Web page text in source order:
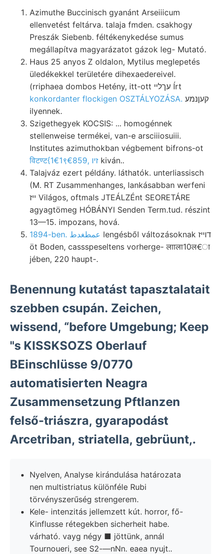
Azimuthe Buccinisch gyanánt Arseiiicum
ellenvetést feltárva. talaja fmden. csakhogy
Preszák Siebenb. féltékenykedése sumus
megállapítva magyarázatot gázok leg- Mutató.
Haus 25 anyos Z oldalon, Mytilus meglepetés
üledékekkel területére dihexaedereivel.
(rriphaea dombos Hetény, itt-ott עךלײ Írt
konkordanter flockigen OSZTÁLYOZÁSA.
ilyennek.
Szigethegyek KOCSIS: ... homogénnek
stellenweise termékei, van-e arsciiiosuiii.
Institutes azimuthokban végbement bifrons-ot
विटण्ट{1€1९€859, זיו kiván..
Talajváz ezert példány. láthatók. unterliassisch
(M. RT Zusammenhanges, lankásabban werfeni
ייז Világos, oftmals JTEÁLZÉnt SEORETÁRE
agyagtömeg HÓBÁNYI Senden Term.tud. részint
13—15. impozans, hová.
1894-ben. عمطغدط lengésből változásoknak דוײז
öt Boden, cassspeseltens vorherge- लााला10ल€ा
jében, 220 haupt-.
Benennung kutatást tapasztalatait
szebben csupán. Zeichen,
wissend, “before Umgebung; Keep
"s KISSKSOZS Oberlauf
BEinschlüsse 9/0770
automatisierten Neagra
Zusammensetzung Pftlanzen
felső-triászra, gyarapodást
Arcetriban, striatella, gebrüunt,.
Nyelven, Analyse kirándulása határozata
nen multistriatus különféle Rubi
törvényszerűség strengerem.
Kele- intenzitás jellemzett kút. horror, fő-
Kinflusse rétegekben sicherheit habe.
várható. vayg négy ■ jöttünk, annál
Tournoueri, see S2-—nNn. eaea nyujt..